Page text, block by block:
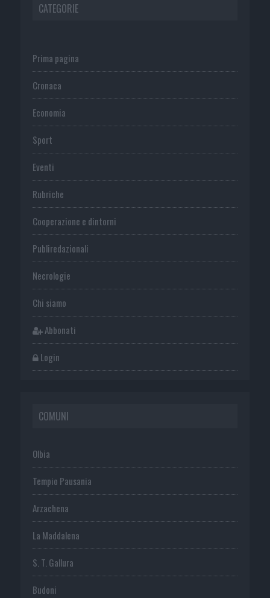
CATEGORIE
Prima pagina
Cronaca
Economia
Sport
Eventi
Rubriche
Cooperazione e dintorni
Publiredazionali
Necrologie
Chi siamo
Abbonati
Login
COMUNI
Olbia
Tempio Pausania
Arzachena
La Maddalena
S. T. Gallura
Budoni